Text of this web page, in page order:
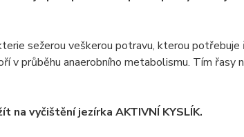
sežerou veškerou potravu, kterou potřebuje
průběhu anaerobního metabolismu. Tím řasy
na vyčištění jezírka AKTIVNÍ KYSLÍK.